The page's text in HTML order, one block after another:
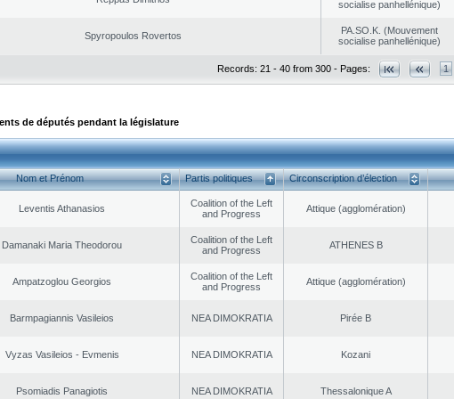
socialise panhellénique)
Spyropoulos Rovertos
PA.SO.K. (Mouvement
socialise panhellénique)
Records: 21 - 40 from 300 - Pages: 1
de députés pendant la législature
Nom et Prénom Partis politiques Circonscription d’élection
Leventis Athanasios
Coalition of the Left
and Progress
Αttique (agglomération)
Damanaki Maria Theodorou
Coalition of the Left
and Progress
ATHENES Β
Ampatzoglou Georgios
Coalition of the Left
and Progress
Αttique (agglomération)
Barmpagiannis Vasileios NEA DΙMOKRATIA Pirée B
Vyzas Vasileios - Evmenis NEA DΙMOKRATIA Kozani
Psomiadis Panagiotis NEA DΙMOKRATIA Thessalonique A